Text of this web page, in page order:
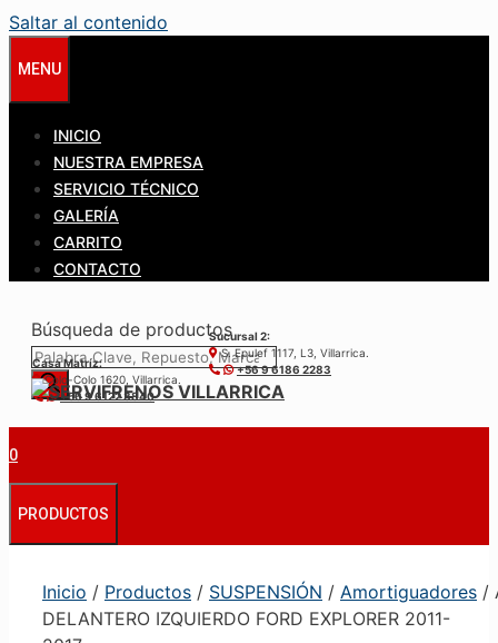
Saltar al contenido
MENU
INICIO
NUESTRA EMPRESA
SERVICIO TÉCNICO
GALERÍA
CARRITO
CONTACTO
Búsqueda de productos
Casa Matríz:
Colo-Colo 1620, Villarrica.
+56 9 6122 3840
Sucursal 2:
S. Epulef 1117, L3, Villarrica.
+56 9 6186 2283
0
PRODUCTOS
Inicio / Productos / SUSPENSIÓN / Amortiguadores /
DELANTERO IZQUIERDO FORD EXPLORER 2011-